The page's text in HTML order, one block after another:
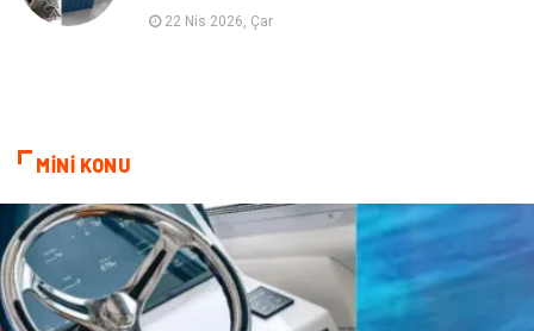
Bitkisel Ürünler
Spor Malzemeleri Bebek Giyim
22 Nis 2026, Çar
MİNİ KONU